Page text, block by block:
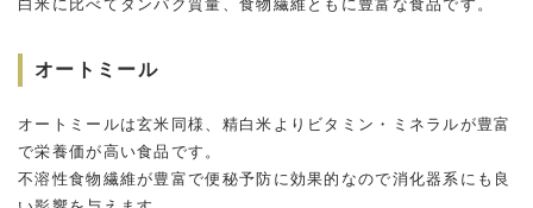
白米に比べてタンパク質量、食物繊維ともに豊富な食品です。
オートミール
オートミールは玄米同様、精白米よりビタミン・ミネラルが豊富
で栄養価が高い食品です。
不溶性食物繊維が豊富で便秘予防に効果的なので消化器系にも良